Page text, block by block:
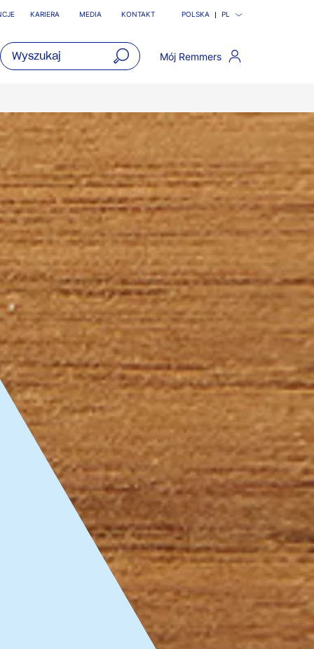
KARIERA MEDIA KONTAKT POLSKA PL
Mój Remmers